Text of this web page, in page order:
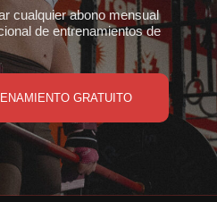
cualquier abono mensual
de entrenamientos de
GRATUITO